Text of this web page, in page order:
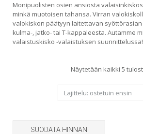
Monipuolisten osien ansiosta
minkä muotoisen tahansa. Virran
valokiskon päätyyn laitettavan syöttörasian
kulma-, jatko- tai T-kappaleesta. Autamme
valaistuskisko -valaistuksen suunnittelussa!
Näytetään kaikki 5
SUODATA HINNAN